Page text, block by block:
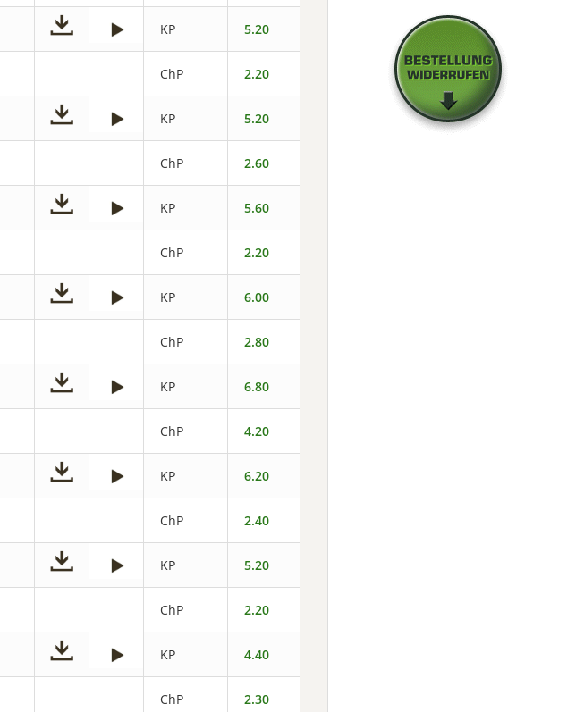
KP 5.20
ChP 2.20
KP 5.20
ChP 2.60
KP 5.60
ChP 2.20
KP 6.00
ChP 2.80
KP 6.80
ChP 4.20
KP 6.20
ChP 2.40
KP 5.20
ChP 2.20
KP 4.40
ChP 2.30